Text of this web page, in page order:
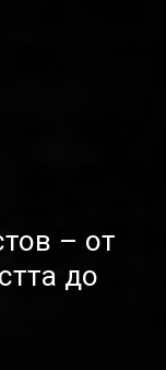
– от
до